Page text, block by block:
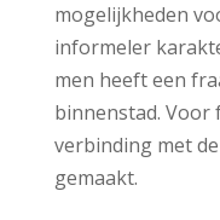
mogelijkheden
informeler
men heeft een
binnenstad. Voor
verbinding met
gemaakt.